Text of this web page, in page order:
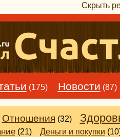
Скрыть
(175) Новости
Отношения (32)
(21) Деньги и покупки